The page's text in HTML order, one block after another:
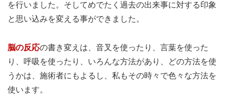
を行いました。そしてめでたく過去の出来事に対する印象
と思い込みを変える事ができました。
脳の反応の書き変えは、音叉を使ったり、言葉を使った
り、呼吸を使ったり、いろんな方法があり、どの方法を使
うかは、施術者にもよるし、私もその時々で色々な方法を
使います。